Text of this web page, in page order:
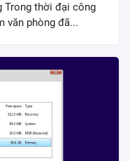
Trong thời đại công
văn phòng đã...